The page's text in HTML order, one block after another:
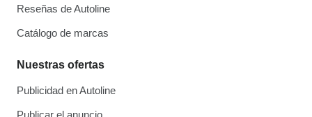
Reseñas de Autoline
Catálogo de marcas
Nuestras ofertas
Publicidad en Autoline